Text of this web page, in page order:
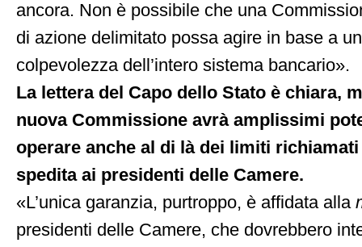
ancora. Non è possibile che una
di azione delimitato possa agire in base a
colpevolezza dell’intero sistema bancario».
La lettera del Capo dello Stato è chiara,
nuova Commissione avrà amplissimi
operare anche al di là dei limiti
spedita ai presidenti delle Camere.
«L’unica garanzia, purtroppo, è affidata alla
presidenti delle Camere, che dovrebbero